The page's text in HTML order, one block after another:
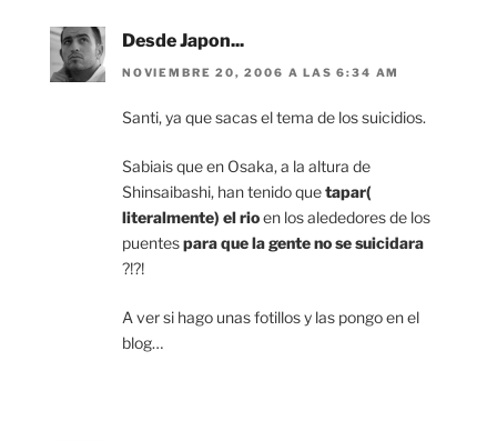
Desde Japon...
NOVIEMBRE 20, 2006 A LAS 6:34 AM
Santi, ya que sacas el tema de los suicidios.
Sabiais que en Osaka, a la altura de
Shinsaibashi, han tenido quetapar(
literalmente) el rioen los alededores de los
puentespara que la gente no se suicidara
?!?!
A ver si hago unas fotillos y las pongo en el
blog…